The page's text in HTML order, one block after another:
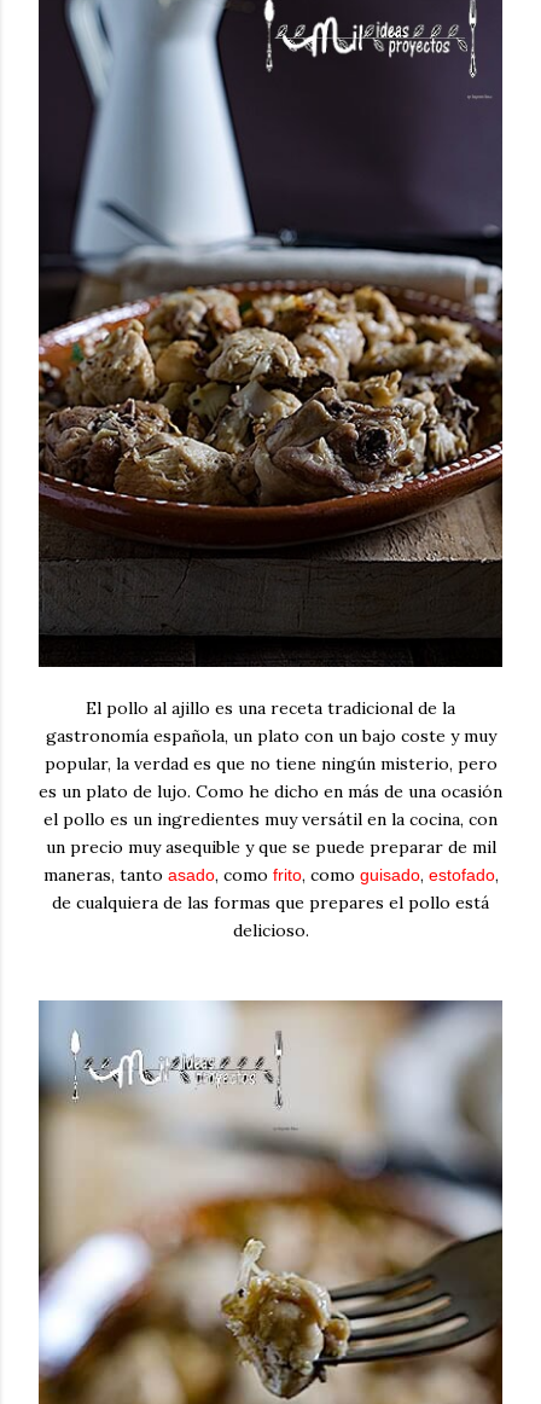
El pollo al ajillo es una receta tradicional de la
gastronomía española, un plato con un bajo coste y muy
popular, la verdad es que no tiene ningún misterio, pero
es un plato de lujo. Como he dicho en más de una ocasión
el pollo es un ingredientes muy versátil en la cocina, con
un precio muy asequible y que se puede preparar de mil
maneras, tanto asado, como frito, como guisado, estofado,
de cualquiera de las formas que prepares el pollo está
delicioso.